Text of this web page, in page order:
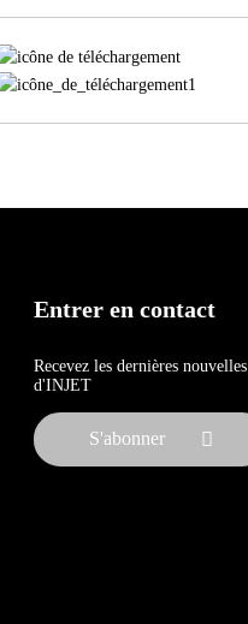
Entrer en contact
Recevez les dernières nouvelles
d'INJET
S'abonner